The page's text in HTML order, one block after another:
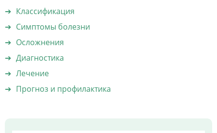
Классификация
Симптомы болезни
Осложнения
Диагностика
Лечение
Прогноз и профилактика